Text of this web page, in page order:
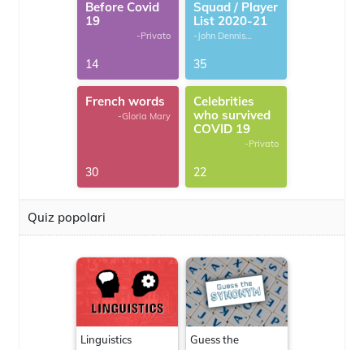
Before Covid
19
-Privato
14
Squad / Player
List 2020-21
-John Dennis
35
French words
-Gloria Mary
30
Celebrities
who survived
COVID 19
-Privato
22
Quiz popolari
Linguistics
Guess the